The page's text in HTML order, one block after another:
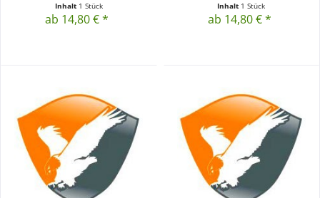
Inhalt 1 Stück
ab 14,80 € *
Inhalt 1 Stück
ab 14,80 € *